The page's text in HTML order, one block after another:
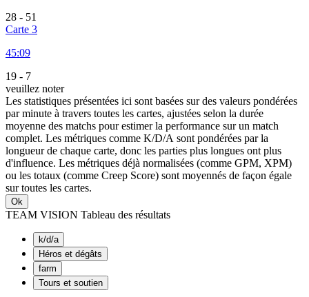
28 - 51
Carte 3
45:09
19 - 7
veuillez noter
Les statistiques présentées ici sont basées sur des valeurs pondérées
par minute à travers toutes les cartes, ajustées selon la durée
moyenne des matchs pour estimer la performance sur un match
complet. Les métriques comme K/D/A sont pondérées par la
longueur de chaque carte, donc les parties plus longues ont plus
d'influence. Les métriques déjà normalisées (comme GPM, XPM)
ou les totaux (comme Creep Score) sont moyennés de façon égale
sur toutes les cartes.
Ok
TEAM VISION Tableau des résultats
k/d/a
Héros et dégâts
farm
Tours et soutien